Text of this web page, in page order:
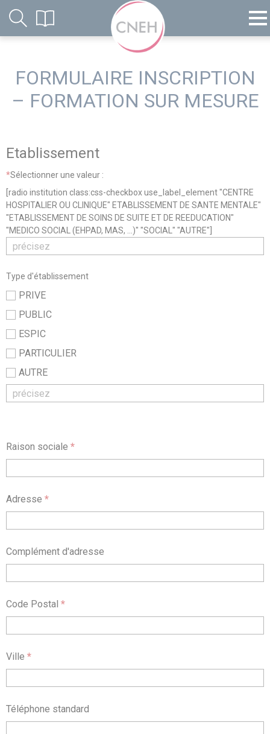
FORMULAIRE INSCRIPTION
– FORMATION SUR MESURE
Etablissement
*Sélectionner une valeur :
[radio institution class:css-checkbox use_label_element "CENTRE
HOSPITALIER OU CLINIQUE" ETABLISSEMENT DE SANTE MENTALE"
"ETABLISSEMENT DE SOINS DE SUITE ET DE REEDUCATION"
"MEDICO SOCIAL (EHPAD, MAS, ...)" "SOCIAL" "AUTRE"]
Type d'établissement
PRIVE
PUBLIC
ESPIC
PARTICULIER
AUTRE
Raison sociale *
Adresse *
Complément d'adresse
Code Postal *
Ville *
Téléphone standard